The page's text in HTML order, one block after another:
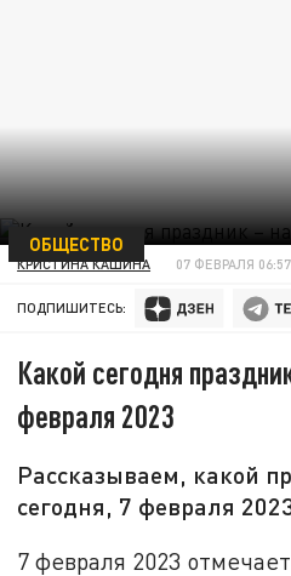
ОБЩЕСТВО
КРИСТИНА КАШИНА 07 ФЕВРАЛЯ 06:57
ПОДПИШИТЕСЬ:
Какой сегодня
февраля 2023
Рассказываем, какой
сегодня, 7 февраля
7 февраля 2023